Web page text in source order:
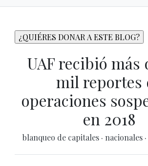
UAF recibió más
mil reportes
operaciones
en 2018
blanqueo de capitales · nacionales ·